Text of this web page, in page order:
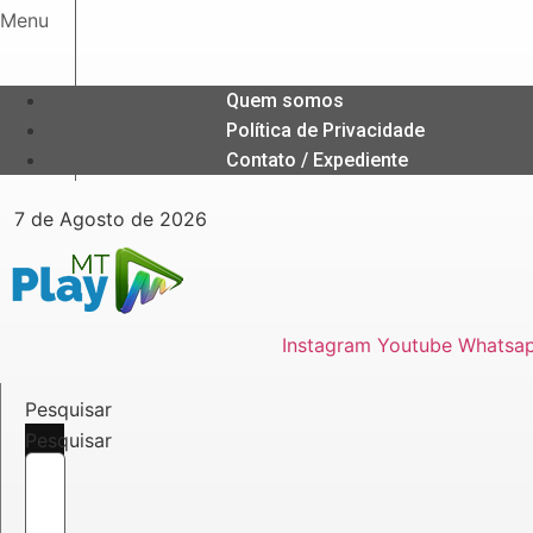
Ir
conteúdo
Menu
Quem somos
Política de Privacidade
Contato / Expediente
7 de Agosto de 2026
Instagram Youtube
Pesquisar
Pesquisar